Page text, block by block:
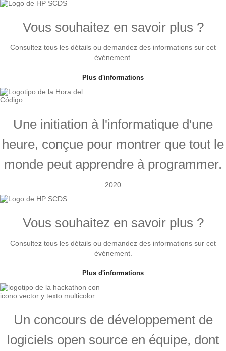
Vous souhaitez en savoir plus ?
Consultez tous les détails ou demandez des informations sur cet
événement.
Plus d'informations
Une initiation à l'informatique d'une
heure, conçue pour montrer que tout le
monde peut apprendre à programmer.
2020
Vous souhaitez en savoir plus ?
Consultez tous les détails ou demandez des informations sur cet
événement.
Plus d'informations
Un concours de développement de
logiciels open source en équipe, dont